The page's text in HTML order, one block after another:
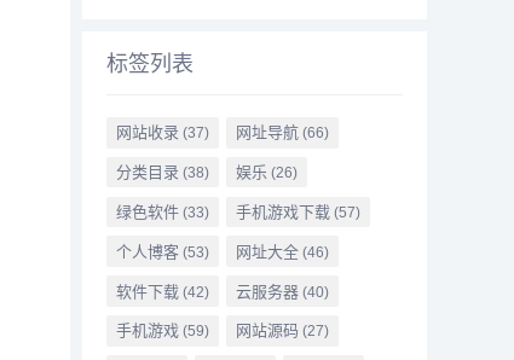
标签列表
网站收录(37) 网址导航(66)
分类目录(38) 娱乐 (26)
绿色软件(33) 手机游戏下载(57)
个人博客(53) 网址大全(46)
软件下载(42) 云服务器(40)
手机游戏(59) 网站源码 (27)